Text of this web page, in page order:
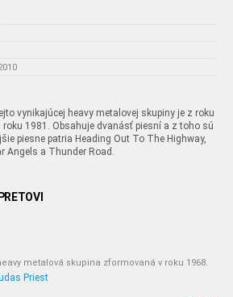
vynikajúcej heavy metalovej skupiny je z roku
roku 1981. Obsahuje dvanásť piesní a z toho sú
piesne patria Heading Out To The Highway,
Angels a Thunder Road.
metalová skupina zformovaná v roku 1968.
Priest